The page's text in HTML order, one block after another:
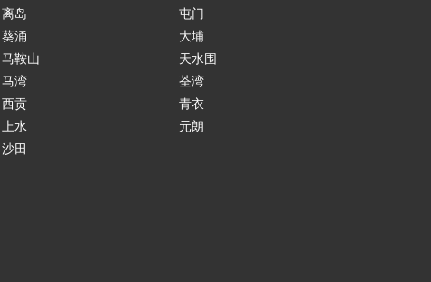
离岛
葵涌
马鞍山
马湾
西贡
上水
沙田
屯门
大埔
天水围
荃湾
青衣
元朗